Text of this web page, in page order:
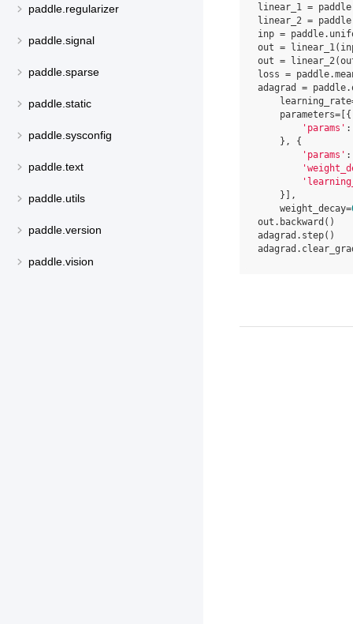
paddle.regularizer
paddle.signal
paddle.sparse
paddle.static
paddle.sysconfig
paddle.text
paddle.utils
paddle.version
paddle.vision
linear_1 = paddle
linear_2 = paddle
inp = paddle.
out = linear_1(
out = linear_2(
loss = paddle.
adagrad
= paddle.
learning_rate
parameters= [{
'params' :
},
{
'params' :
}],
weight_decay=
out . backward ()
adagrad . step()
adagrad .